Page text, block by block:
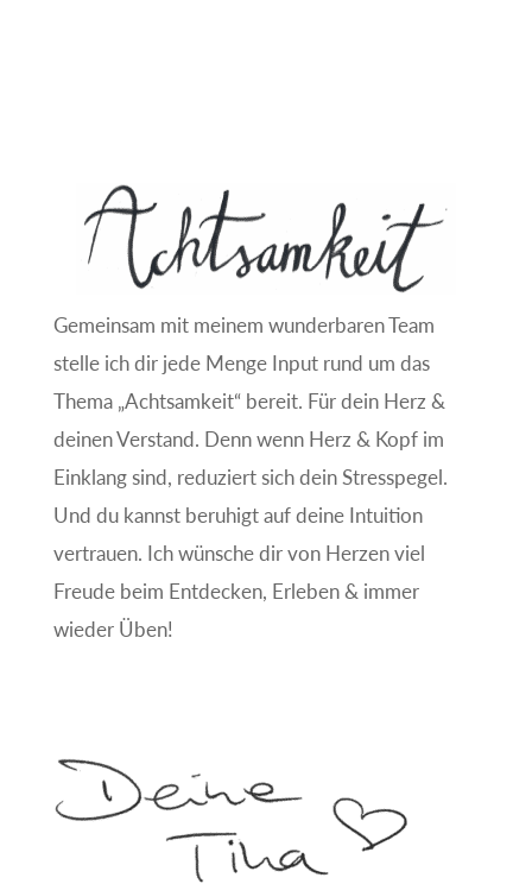
Gemeinsam mit meinem wunderbaren Team
stelle ich dir jede Menge Input rund um das
Thema „Achtsamkeit“ bereit. Für dein Herz &
deinen Verstand. Denn wenn Herz & Kopf im
Einklang sind, reduziert sich dein Stresspegel.
Und du kannst beruhigt auf deine Intuition
vertrauen. Ich wünsche dir von Herzen viel
Freude beim Entdecken, Erleben & immer
wieder Üben!